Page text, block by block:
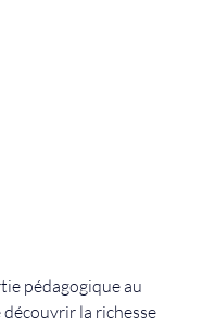
pédagogique au
découvrir la richesse